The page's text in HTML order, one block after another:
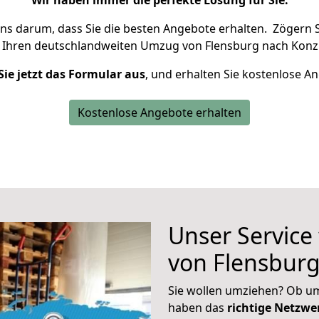
darum, dass Sie die besten Angebote erhalten. Zögern
deutschlandweiten Umzug von Flensburg nach
jetzt das Formular aus, und erhalten Sie kostenlose
Kostenlose Angebote erhalten
Unser
von
Sie wollen umziehen? Ob
haben das richtige